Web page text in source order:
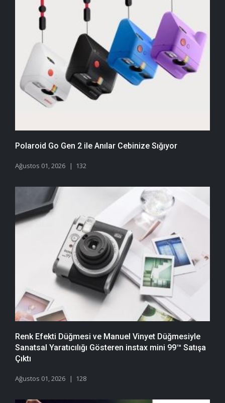
Polaroid Go Gen 2 ile Anılar Cebinize Sığıyor
Ağustos 01, 2026 132
Renk Efekti Düğmesi ve Manuel Vinyet Düğmesiyle
Sanatsal Yaratıcılığı Gösteren instax mini 99™ Satışa
Çıktı
Ağustos 01, 2026 128